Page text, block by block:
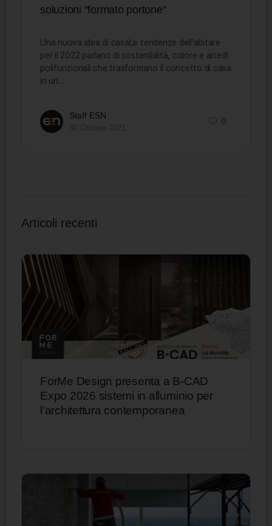
soluzioni “formato portone”
Una nuova idea di casaLe tendenze dell’abitare
per il 2022 parlano di sostenibilità, colore e arredi
polifunzionali che trasformano il concetto di casa
in un…
Staff ESN
0
Articoli recenti
ForMe Design presenta a B-CAD
Expo 2026 sistemi in alluminio per
l’architettura contemporanea